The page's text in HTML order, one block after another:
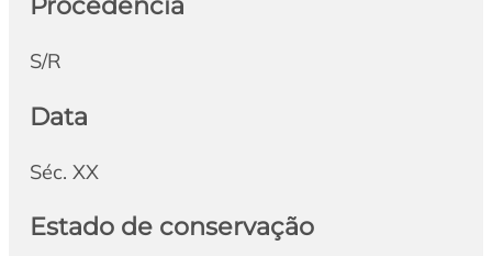
S/R
Data
Séc. XX
Estado de conservação